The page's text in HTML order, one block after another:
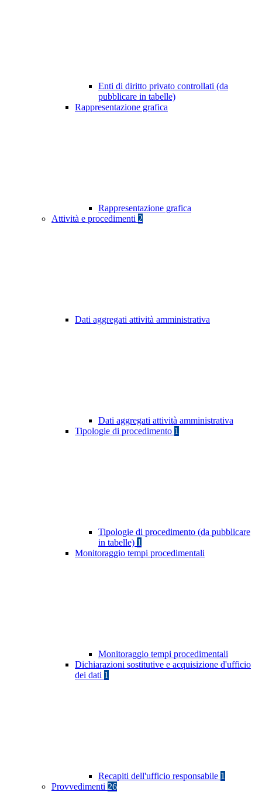
Enti di diritto privato controllati (da
pubblicare in tabelle)
Rappresentazione grafica
Rappresentazione grafica
Attività e procedimenti 2
Dati aggregati attività amministrativa
Dati aggregati attività amministrativa
Tipologie di procedimento 1
Tipologie di procedimento (da pubblicare
in tabelle) 1
Monitoraggio tempi procedimentali
Monitoraggio tempi procedimentali
Dichiarazioni sostitutive e acquisizione d'ufficio
dei dati 1
Recapiti dell'ufficio responsabile 1
Provvedimenti 26